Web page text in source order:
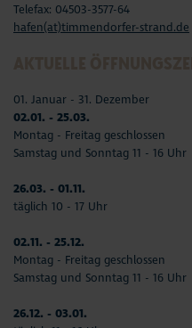
Telefax: 04503-3577-64
hafen(at)timmendorfer-strand.de
01. Januar - 31. Dezember
02.01. - 25.03.
Montag - Freitag geschlossen
Samstag und Sonntag 11 - 16 Uhr
26.03. - 01.11.
täglich 10 - 17 Uhr
02.11. - 25.12.
Montag - Freitag geschlossen
Samstag und Sonntag 11 - 16 Uhr
26.12. - 03.01.